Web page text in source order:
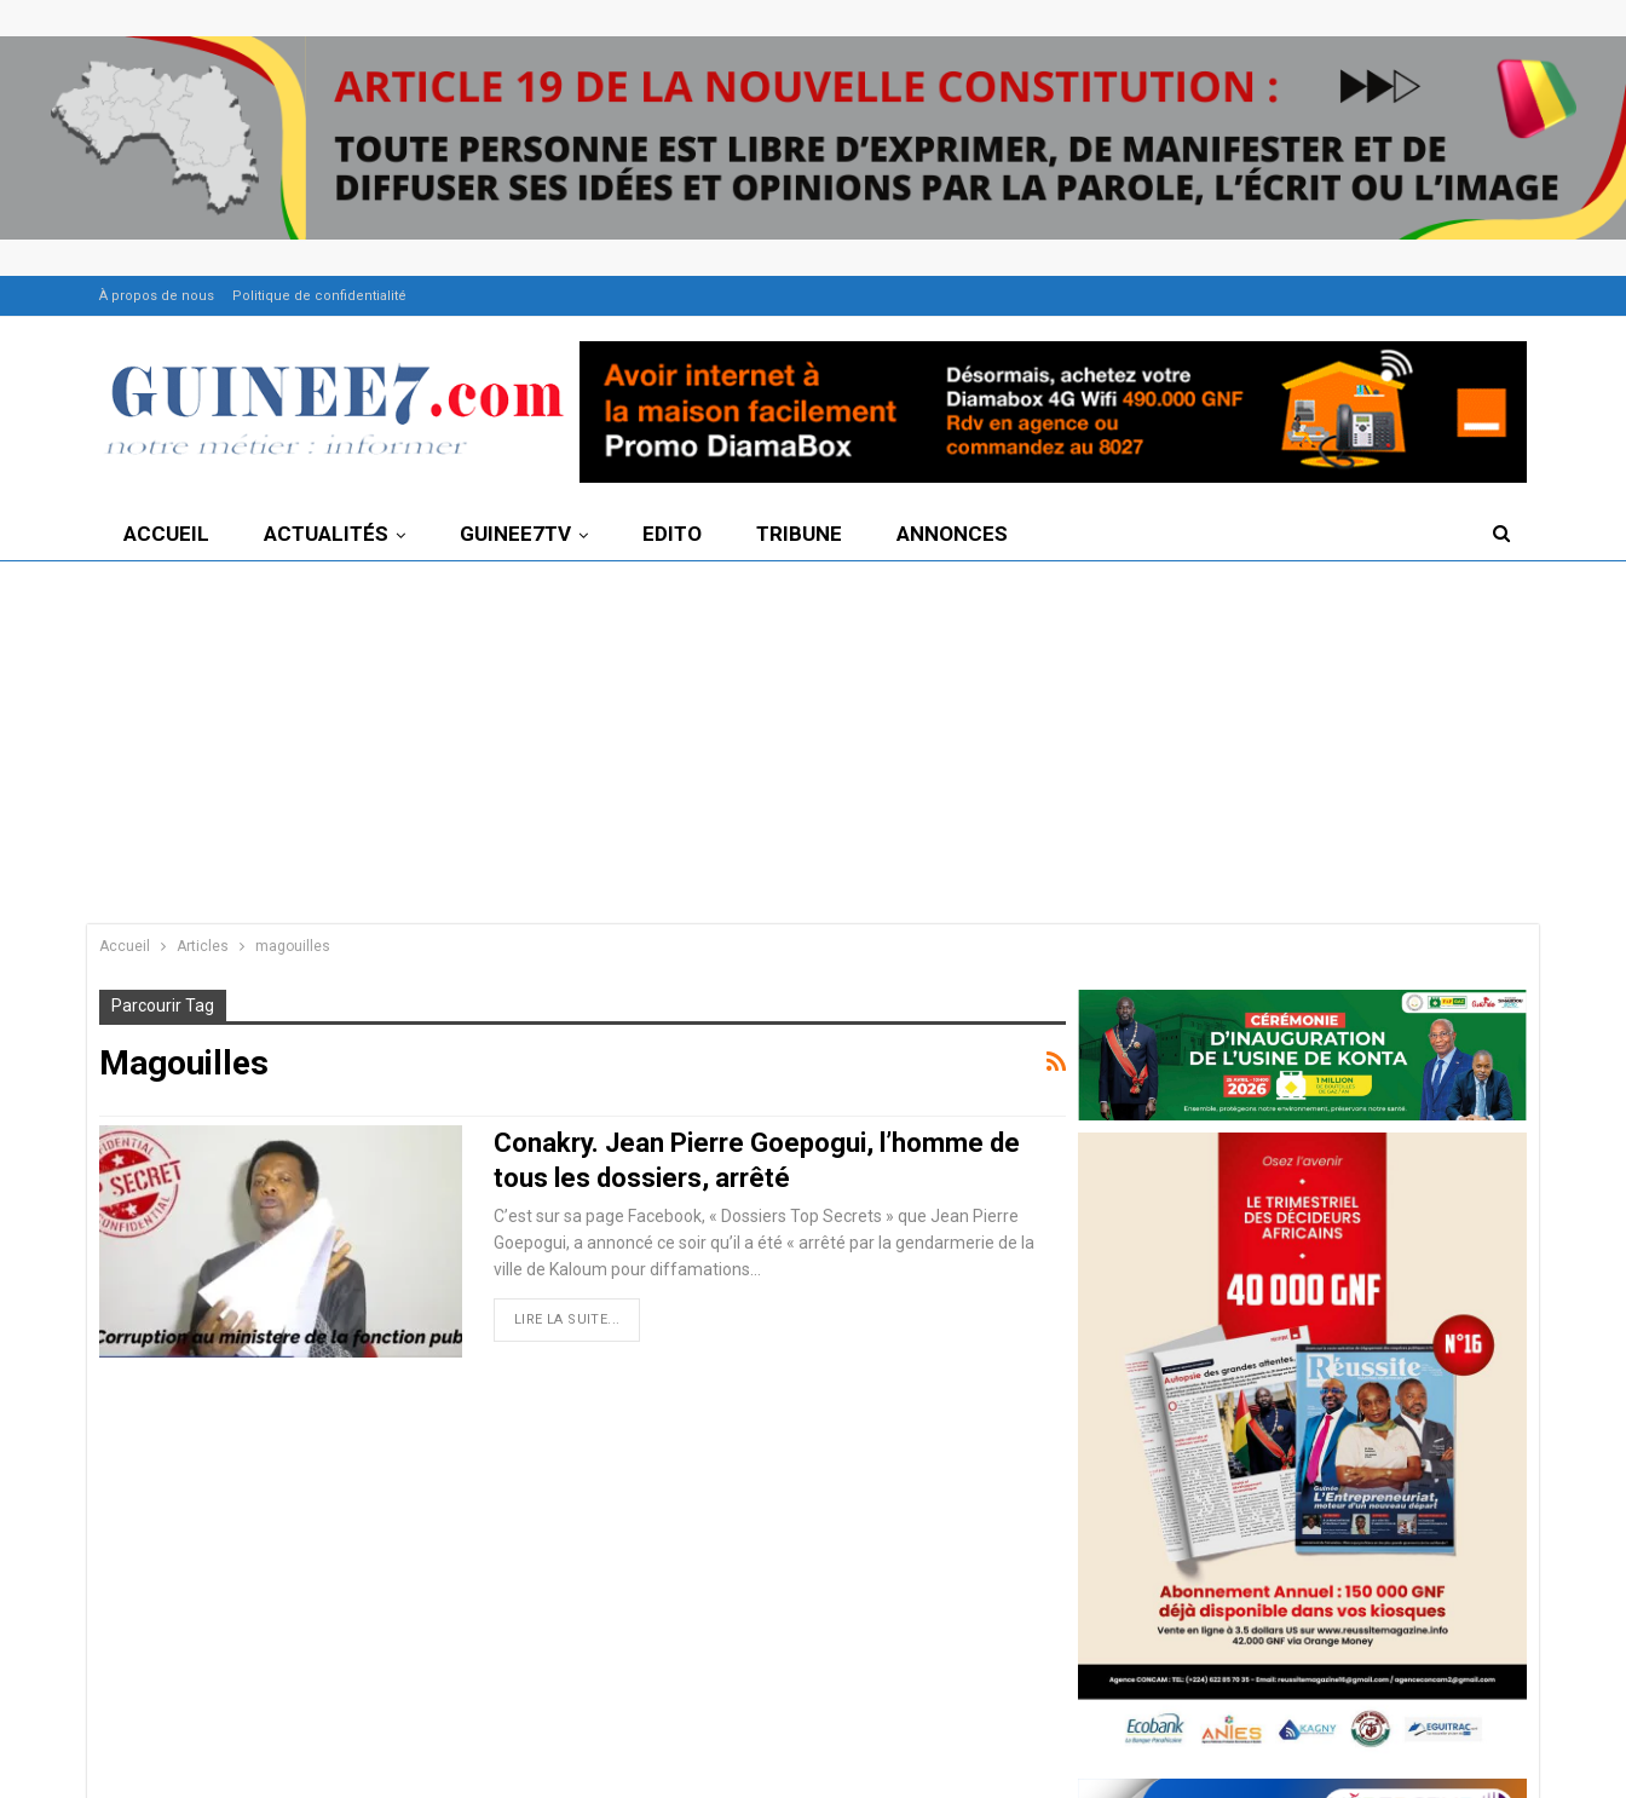
À propos de nous Politique de confidentialité
ACCUEIL ACTUALITÉS GUINEE7TV EDITO TRIBUNE ANNONCES
Accueil Articles magouilles
Parcourir Tag
Magouilles
Conakry. Jean Pierre Goepogui, l’homme de
tous les dossiers, arrêté
C’est sur sa page Facebook, « Dossiers Top Secrets » que Jean Pierre
Goepogui, a annoncé ce soir qu’il a été « arrêté par la gendarmerie de la
ville de Kaloum pour diffamations…
LIRE LA SUITE...